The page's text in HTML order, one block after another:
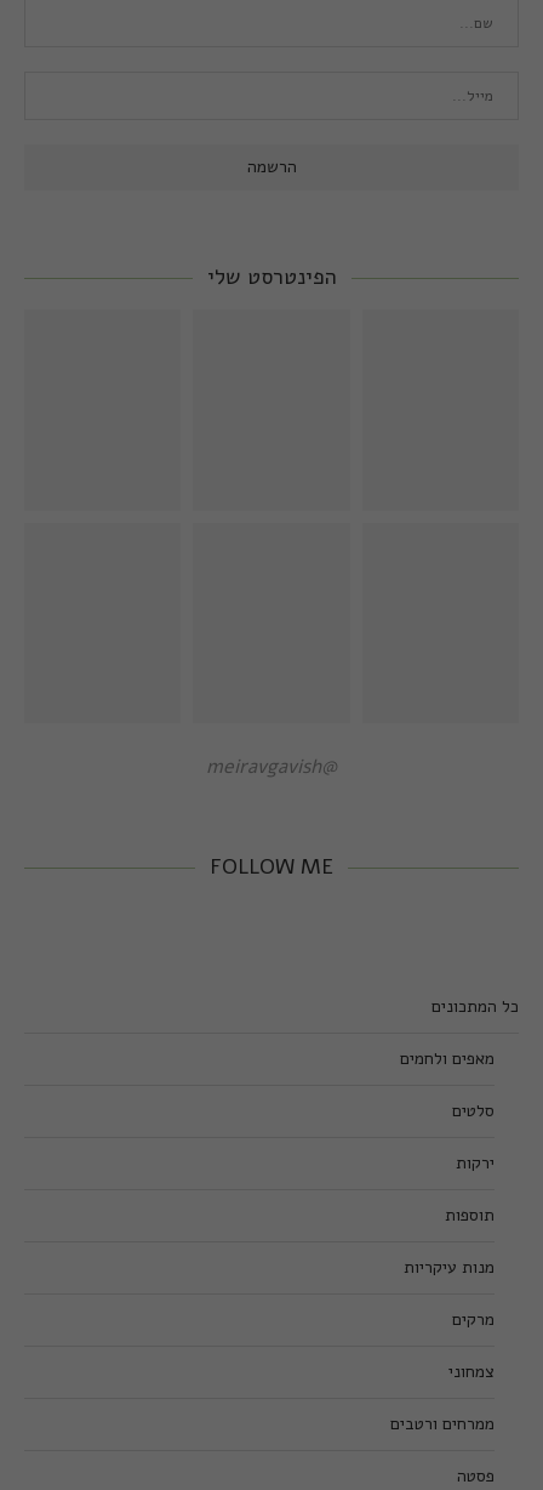
הפינטרסט שלי
@meiravgavish
FOLLOW ME
כל המתכונים
מאפים ולחמים
סלטים
ירקות
תוספות
מנות עיקריות
מרקים
צמחוני
ממרחים ורטבים
פסטה